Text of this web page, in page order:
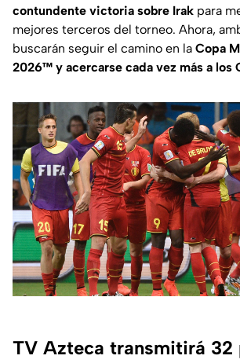
contundente victoria sobre Irak para
mejores terceros del torneo. Ahora,
buscarán seguir el camino en la Copa
2026™ y acercarse cada vez más a los
TV Azteca transmitirá 32